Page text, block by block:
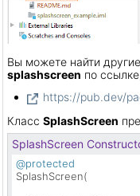
Вы можете найти
splashscreen по
https://pub.dev/
Класс SplashScreen
SplashScreen
@protected
SplashScreen(